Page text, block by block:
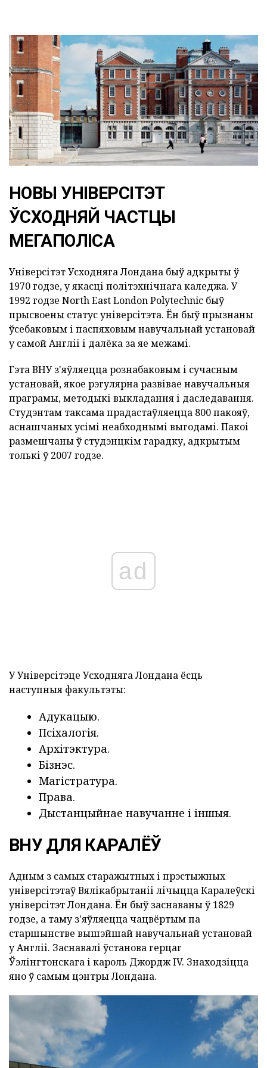
НОВЫ УНІВЕРСІТЭТ
ЎСХОДНЯЙ ЧАСТЦЫ
МЕГАПОЛІСА
Універсітэт Усходняга Лондана быў адкрыты ў
1970 годзе, у якасці політэхнічнага каледжа. У
1992 годзе North East London Polytechnic быў
прысвоены статус універсітэта. Ён быў прызнаны
ўсебаковым і паспяховым навучальнай установай
у самой Англіі і далёка за яе межамі.
Гэта ВНУ з'яўляецца рознабаковым і сучасным
установай, якое рэгулярна развівае навучальныя
праграмы, методыкі выкладання і даследавання.
Студэнтам таксама прадастаўляецца 800 пакояў,
аснашчаных усімі неабходнымі выгодамі. Пакоі
размешчаны ў студэнцкім гарадку, адкрытым
толькі ў 2007 годзе.
ad
У Універсітэце Усходняга Лондана ёсць
наступныя факультэты:
Адукацыю.
Псіхалогія.
Архітэктура.
Бізнэс.
Магістратура.
Права.
Дыстанцыйнае навучанне і іншыя.
ВНУ ДЛЯ КАРАЛЁЎ
Адным з самых старажытных і прэстыжных
універсітэтаў Вялікабрытаніі лічыцца Каралеўскі
універсітэт Лондана. Ён быў заснаваны ў 1829
годзе, а таму з'яўляецца чацвёртым па
старшынстве вышэйшай навучальнай установай
у Англіі. Заснавалі ўстанова герцаг
Ўэлінгтонскага і кароль Джордж IV. Знаходзіцца
яно ў самым цэнтры Лондана.